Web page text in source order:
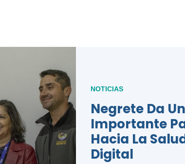
NOTICIAS
Negrete Da Un
Importante
Hacia La
Digital